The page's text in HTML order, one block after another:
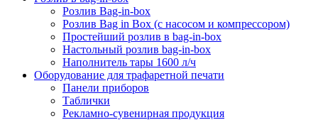
Розлив Bag-in-box
Розлив Bag in Box (с насосом и компрессором)
Простейший розлив в bag-in-box
Настольный розлив bag-in-box
Наполнитель тары 1600 л/ч
Оборудование для трафаретной печати
Панели приборов
Таблички
Рекламно-сувенирная продукция